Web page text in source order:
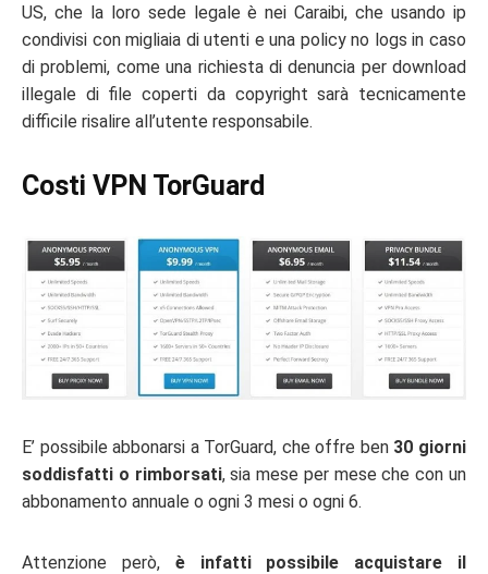
US, che la loro sede legale è nei Caraibi, che usando ip
condivisi con migliaia di utenti e una policy no logs in caso
di problemi, come una richiesta di denuncia per download
illegale di file coperti da copyright sarà tecnicamente
difficile risalire all’utente responsabile.
Costi VPN TorGuard
E’ possibile abbonarsi a TorGuard, che offre ben 30 giorni
soddisfatti o rimborsati, sia mese per mese che con un
abbonamento annuale o ogni 3 mesi o ogni 6.
Attenzione però, è infatti possibile acquistare il